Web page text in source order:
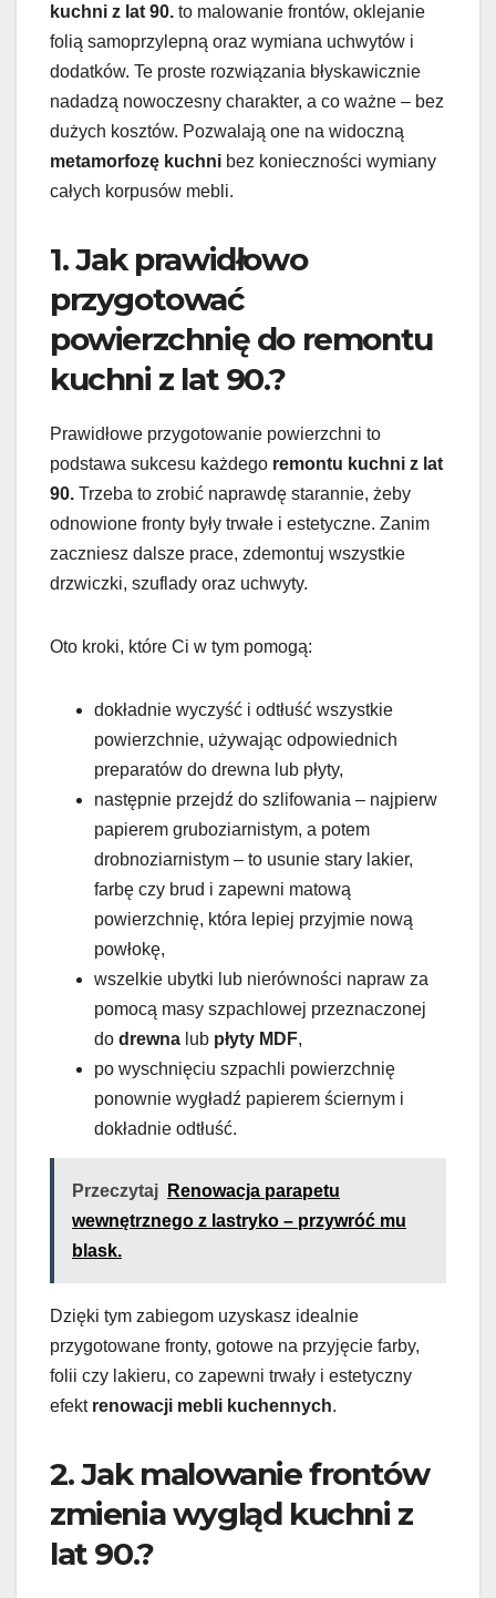
kuchni z lat 90. to malowanie frontów, oklejanie
folią samoprzylepną oraz wymiana uchwytów i
dodatków. Te proste rozwiązania błyskawicznie
nadadzą nowoczesny charakter, a co ważne – bez
dużych kosztów. Pozwalają one na widoczną
metamorfozę kuchni bez konieczności wymiany
całych korpusów mebli.
1. Jak prawidłowo
przygotować
powierzchnię do remontu
kuchni z lat 90.?
Prawidłowe przygotowanie powierzchni to
podstawa sukcesu każdego remontu kuchni z lat
90. Trzeba to zrobić naprawdę starannie, żeby
odnowione fronty były trwałe i estetyczne. Zanim
zaczniesz dalsze prace, zdemontuj wszystkie
drzwiczki, szuflady oraz uchwyty.
Oto kroki, które Ci w tym pomogą:
dokładnie wyczyść i odtłuść wszystkie
powierzchnie, używając odpowiednich
preparatów do drewna lub płyty,
następnie przejdź do szlifowania – najpierw
papierem gruboziarnistym, a potem
drobnoziarnistym – to usunie stary lakier,
farbę czy brud i zapewni matową
powierzchnię, która lepiej przyjmie nową
powłokę,
wszelkie ubytki lub nierówności napraw za
pomocą masy szpachlowej przeznaczonej
do drewna lub płyty MDF,
po wyschnięciu szpachli powierzchnię
ponownie wygładź papierem ściernym i
dokładnie odtłuść.
Przeczytaj
Renowacja parapetu
wewnętrznego z lastryko – przywróć mu
blask.
Dzięki tym zabiegom uzyskasz idealnie
przygotowane fronty, gotowe na przyjęcie farby,
folii czy lakieru, co zapewni trwały i estetyczny
efekt renowacji mebli kuchennych.
2. Jak malowanie frontów
zmienia wygląd kuchni z
lat 90.?